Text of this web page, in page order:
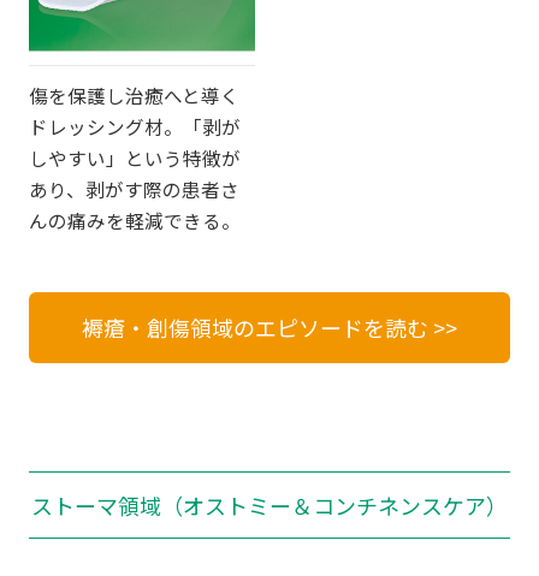
傷を保護し治癒へと導く
ドレッシング材。「剥が
しやすい」という特徴が
あり、剥がす際の患者さ
んの痛みを軽減できる。
褥瘡・創傷領域のエピソードを読む >>
ストーマ領域（オストミー＆コンチネンスケア）